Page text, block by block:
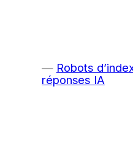
Robots
réponses IA